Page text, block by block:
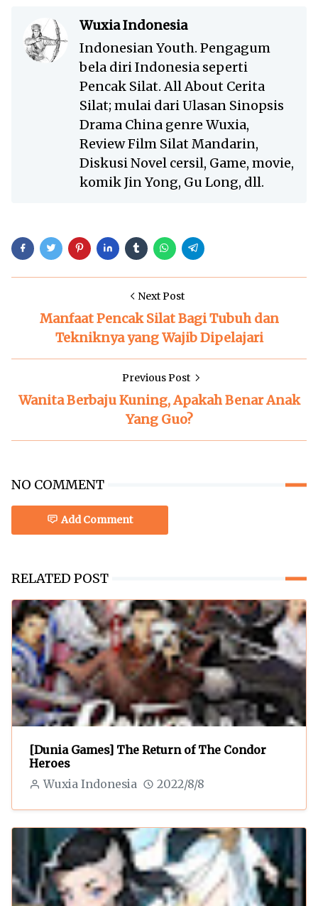
Wuxia Indonesia
Indonesian Youth. Pengagum
bela diri Indonesia seperti
Pencak Silat. All About Cerita
Silat; mulai dari Ulasan Sinopsis
Drama China genre Wuxia,
Review Film Silat Mandarin,
Diskusi Novel cersil, Game, movie,
komik Jin Yong, Gu Long, dll.
Next Post
Manfaat Pencak Silat Bagi Tubuh dan
Tekniknya yang Wajib Dipelajari
Previous Post
Wanita Berbaju Kuning, Apakah Benar Anak
Yang Guo?
NO COMMENT
Add Comment
RELATED POST
[Dunia Games] The Return of The Condor
Heroes
Wuxia Indonesia 2022/8/8